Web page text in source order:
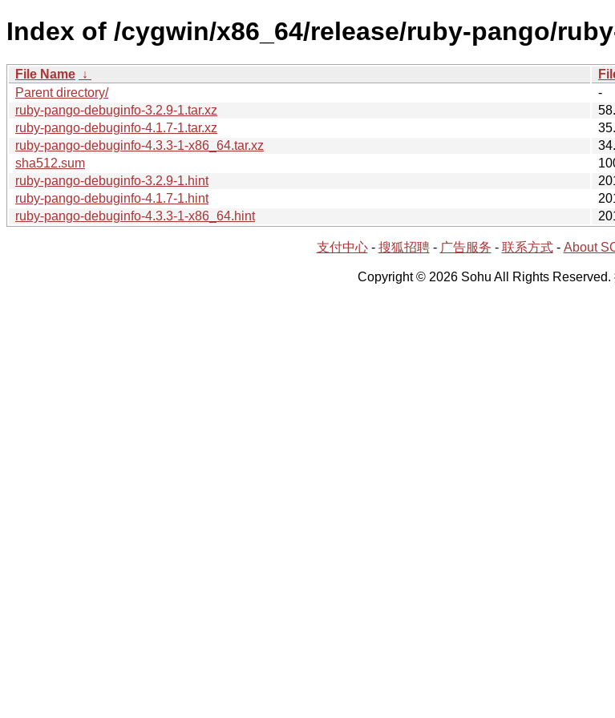
Index of /cygwin/x86_64/release/ruby-pango/
File Name ↓
Parent directory/
-
ruby-pango-debuginfo-3.2.9-1.tar.xz
ruby-pango-debuginfo-4.1.7-1.tar.xz
ruby-pango-debuginfo-4.3.3-1-x86_64.tar.xz
sha512.sum
ruby-pango-debuginfo-3.2.9-1.hint
ruby-pango-debuginfo-4.1.7-1.hint
ruby-pango-debuginfo-4.3.3-1-x86_64.hint
支付中心- 搜狐招聘- 广告服务 - 联系方式- About
Copyright © 2026 Sohu All Rights Reserved.